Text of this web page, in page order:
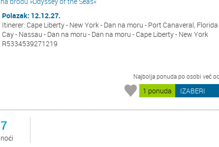
Polazak: 12.12.27.
Itinerer: Cape Liberty - New York - Dan na moru - Port Canaveral,
Cay - Nassau - Dan na moru - Dan na moru - Cape Liberty - New York
R5334539271219
Najbolja ponuda po osobi već od
1 ponuda IZABERI
7
noći